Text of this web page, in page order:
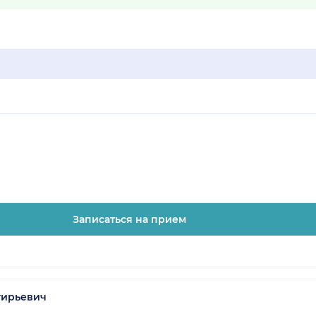
Записаться на прием